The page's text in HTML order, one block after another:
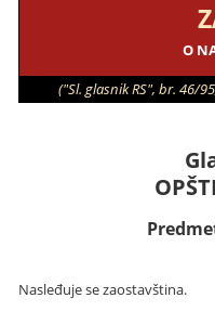
O
("Sl. glasnik RS", br. 46/
Nasleđuje se zaostavština.